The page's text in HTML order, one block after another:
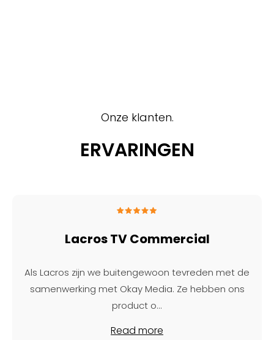
Onze klanten.
ERVARINGEN
Lacros TV Commercial
Als Lacros zijn we buitengewoon tevreden met de
samenwerking met Okay Media. Ze hebben ons
product o...
Read more